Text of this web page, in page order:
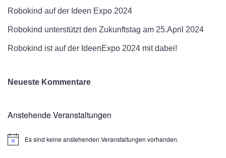
Robokind auf der Ideen Expo 2024
Robokind unterstützt den Zukunftstag am 25.April 2024
Robokind ist auf der IdeenExpo 2024 mit dabei!
Neueste Kommentare
Anstehende Veranstaltungen
HinweisEs sind keine anstehenden Veranstaltungen vorhanden.